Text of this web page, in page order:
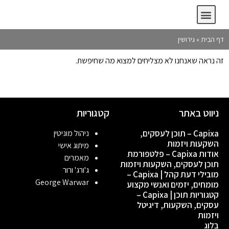
דף הבית » גירושין
זה נראה שאנחנו לא מצליחים למצוא מה שחיפשת.
ניווט באתר
Capixa – תוכן לעסקים,
השקעות ויזמות
אודות Capixa – פלטפורמת
תוכן לעסקים, השקעות ויזמות
מובילי דעת קהל | Capixa –
מומחים, יזמים ואנשי מקצוע
קטגוריות תוכן | Capixa –
עסקים, השקעות, דיגיטל
ויזמות
בלוג
קטגוריות
ניהול מוניטין
מיתוג אישי
מאמרים
ג'ורג' ורור
George Warwar